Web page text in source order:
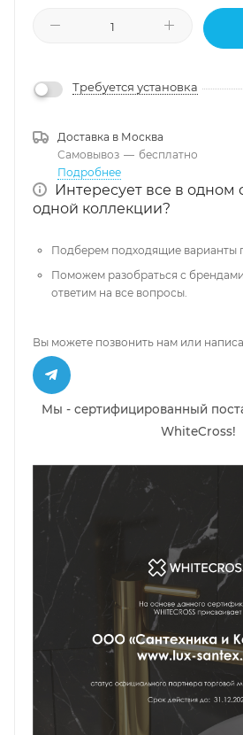
Требуется установка
Доставка в Москва
Самовывоз — бесплатно
Подробнее
Интересует все в одном
одной коллекции?
Подберем подходящие варианты
Поможем разобраться с
ответим на все вопросы.
Вы можете позвонить нам или
Мы - сертифицированный
WhiteCross!